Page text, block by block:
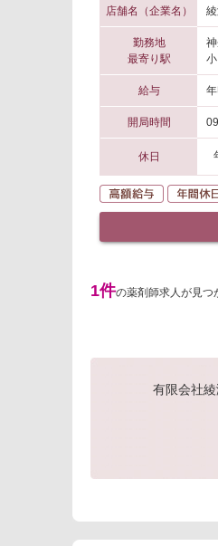
店舗名（企業名）
勤務地
最寄り駅
給与
開局時間
休日
高額給与
1件の薬剤師求人が見つ
有限会社